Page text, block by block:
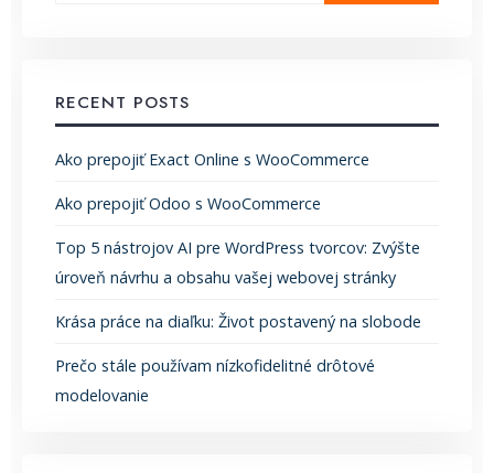
RECENT POSTS
Ako prepojiť Exact Online s WooCommerce
Ako prepojiť Odoo s WooCommerce
Top 5 nástrojov AI pre WordPress tvorcov: Zvýšte
úroveň návrhu a obsahu vašej webovej stránky
Krása práce na diaľku: Život postavený na slobode
Prečo stále používam nízkofidelitné drôtové
modelovanie